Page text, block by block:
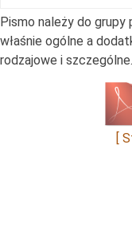
Pismo należy do grupy
właśnie ogólne a
rodzajowe i
[